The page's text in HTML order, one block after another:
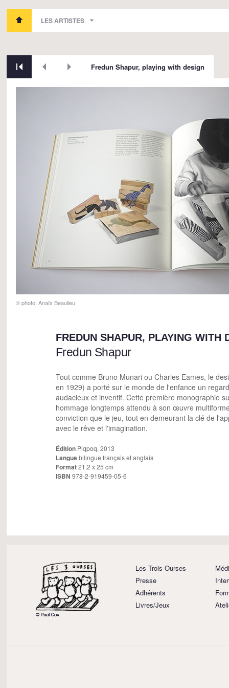
LES ARTISTES
Fredun Shapur, playing with design
© photo: Anaïs Beaulieu
FREDUN SHAPUR, PLAYING WITH
Fredun Shapur
Tout comme Bruno Munari ou Charles Eames, le
en 1929) a porté sur le monde de l'enfance un
audacieux et inventif. Cette première monographie
hommage longtemps attendu à son œuvre
conviction que le jeu, tout en demeurant la clé de
avec le rêve et l'imagination.
Édition Piqpoq, 2013
Languebilingue français et anglais
Format21,2 x 25 cm
ISBN 978-2-919459-05-6
Les Trois Ourses
Presse
Adhérents
Livres/Jeux